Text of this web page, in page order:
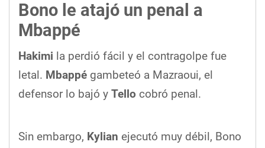
Bono le atajó un penal a
Mbappé
Hakimi la perdió fácil y el contragolpe fue
letal. Mbappé gambeteó a Mazraoui, el
defensor lo bajó y Tello cobró penal.
Sin embargo, Kylian ejecutó muy débil, Bono